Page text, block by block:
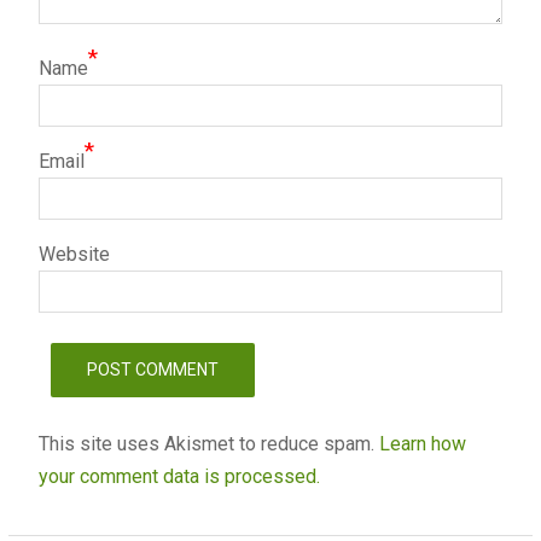
Name*
Email*
Website
This site uses Akismet to reduce spam. Learn how
your comment data is processed.